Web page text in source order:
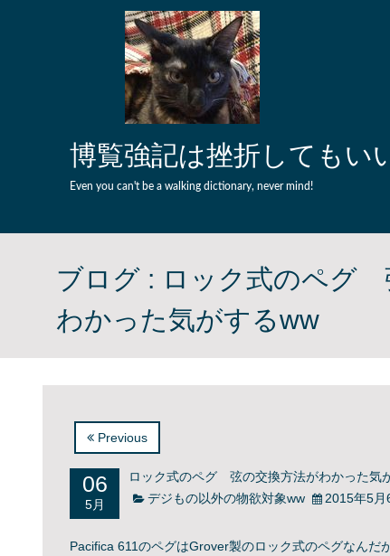
博覧強記は挫折してもい
Even you can't be a walking dictionary, never mind!
ブログ : ロック式のペグ
わかった気がするww
Previous
06
5月
ロック式のペグ 弦の交換方法がわかった気
デジもの以外の物欲対象ww 2015年5月
Pacifica 611のペグはGrover製のロック式のペグなん